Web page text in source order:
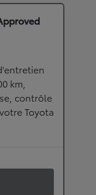
km,
contrôle
Toyota